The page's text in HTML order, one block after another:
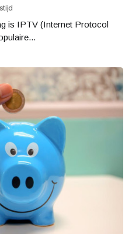
is IPTV (Internet Protocol